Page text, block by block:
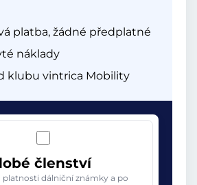
platba, žádné předplatné
náklady
klubu vintrica Mobility
členství
platnosti dálniční známky a po